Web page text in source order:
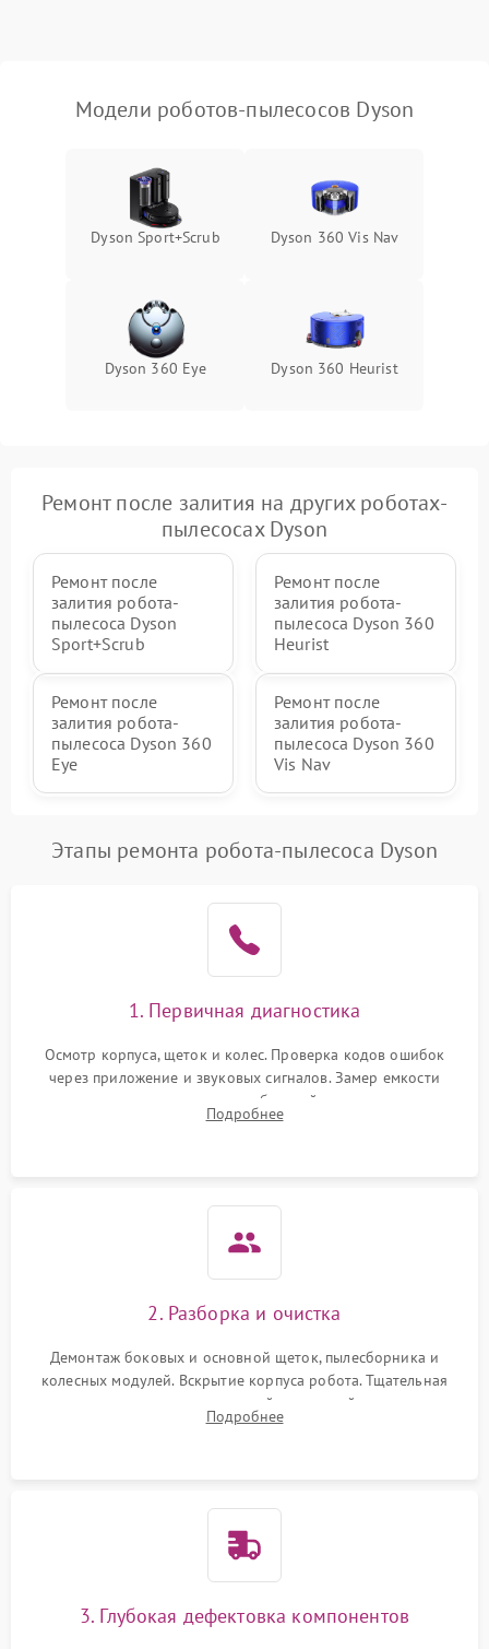
Модели роботов-пылесосов Dyson
Dyson Sport+Scrub Dyson 360 Vis Nav
Dyson 360 Eye Dyson 360 Heurist
Ремонт после залития на других роботах-
пылесосах Dyson
Ремонт после
залития робота-
пылесоса Dyson
Sport+Scrub
Ремонт после
залития робота-
пылесоса Dyson 360
Heurist
Ремонт после
залития робота-
пылесоса Dyson 360
Eye
Ремонт после
залития робота-
пылесоса Dyson 360
Vis Nav
Этапы ремонта робота-пылесоса Dyson
1. Первичная диагностика
Осмотр корпуса, щеток и колес. Проверка кодов ошибок
через приложение и звуковых сигналов. Замер емкости
аккумулятора и тестирование базовой станции зарядки.
Оценка работы лидара, бампера и датчиков падения для
Подробнее
2. Разборка и очистка
Демонтаж боковых и основной щеток, пылесборника и
колесных модулей. Вскрытие корпуса робота. Тщательная
очистка внутренних полостей, шестерней и плат от
скопившейся пыли, волос и шерсти животных с
Подробнее
3. Глубокая дефектовка компонентов